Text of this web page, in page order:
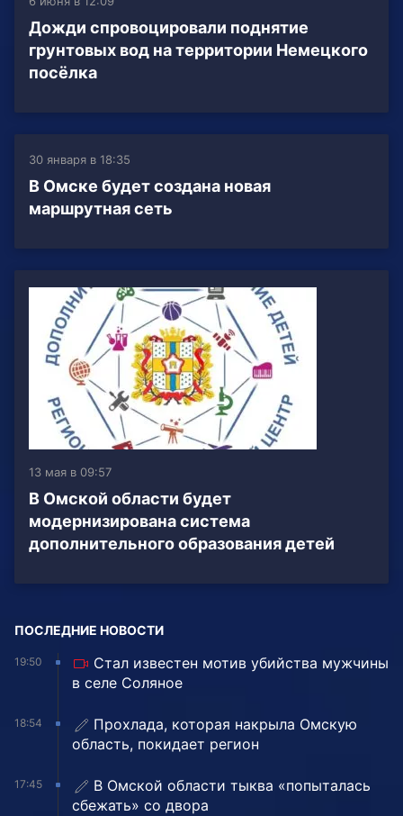
Дожди спровоцировали поднятие
грунтовых вод на территории Немецкого
посёлка
30 января в 18:35
В Омске будет создана новая
маршрутная сеть
13 мая в 09:57
В Омской области будет
модернизирована система
дополнительного образования детей
ПОСЛЕДНИЕ НОВОСТИ
19:50
Стал известен мотив убийства мужчины
в селе Соляное
18:54
Прохлада, которая накрыла Омскую
область, покидает регион
17:45
В Омской области тыква «попыталась
сбежать» со двора